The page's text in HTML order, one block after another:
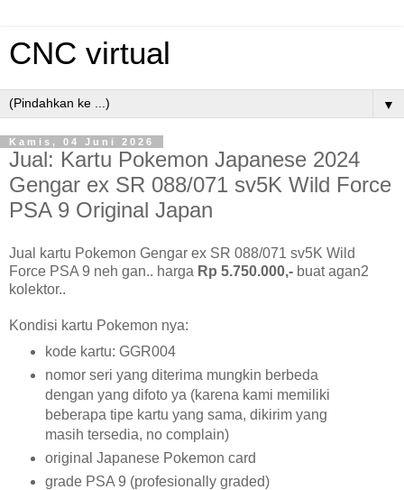
CNC virtual
▼
Kamis, 04 Juni 2026
Jual: Kartu Pokemon Japanese 2024
Gengar ex SR 088/071 sv5K Wild Force
PSA 9 Original Japan
Jual kartu Pokemon Gengar ex SR 088/071 sv5K Wild
Force PSA 9 neh gan.. harga Rp 5.750.000,- buat agan2
kolektor..
Kondisi kartu Pokemon nya:
kode kartu: GGR004
nomor seri yang diterima mungkin berbeda
dengan yang difoto ya (karena kami memiliki
beberapa tipe kartu yang sama, dikirim yang
masih tersedia, no complain)
original Japanese Pokemon card
grade PSA 9 (profesionally graded)